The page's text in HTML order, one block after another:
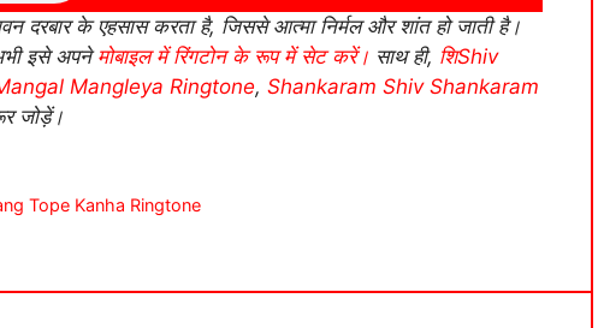
दरबार के एहसास करता है, जिससे आत्मा निर्मल और शांत हो जाती है।
इसे अपनेमोबाइल में रिंगटोन के रूप में सेट करें। साथ ही, शिShiv
Mangleya Ringtone, Shankaram Shiv Shankaram
जोड़ें।
Tope Kanha Ringtone